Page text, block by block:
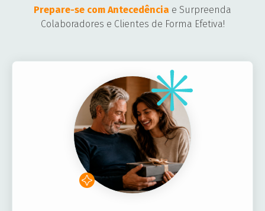
Prepare-se com Antecedência e Surpreenda
Colaboradores e Clientes de Forma Efetiva!